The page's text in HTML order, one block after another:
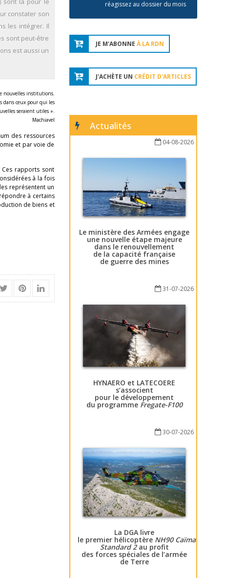
constater son
les intégrer. Il
sont peut-être
est aussi un
nouvelles institutions.
dans ceux pour qui les
seraient utiles ».
Machiavel
des ressources
et par voie de
rapports sont
à la fois
représentent un
à certains
de biens et
réagissez au dossier du mois
JE M'ABONNE À LA RDN
J'ACHÈTE UN CRÉDIT D'ARTICLES
Actualités
04-08-2026
Le ministère des Armées engage
une nouvelle étape majeure
dans le renouvellement
de la capacité française
de guerre des mines
31-07-2026
HYNAERO et LATECOERE
s’associent
pour le développement
du programme Fregate-F100
30-07-2026
La DGA livre
le premier hélicoptère NH90 Caïman
Standard 2au profit
des forces spéciales de l’armée
de Terre